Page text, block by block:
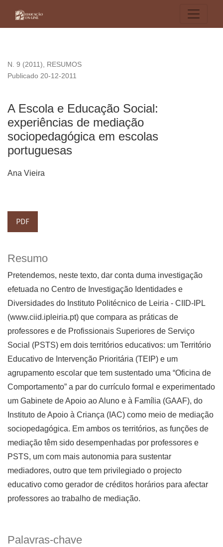
N. 9 (2011), RESUMOS
A Escola e Educação Social:
experiências de mediação
sociopedagógica em escolas
portuguesas
Publicado 20-12-2011
Ana Vieira
PDF
Palavras-chave
Resumo
Pretendemos, neste texto, dar conta duma investigação
efetuada no Centro de Investigação Identidades e
Diversidades do Instituto Politécnico de Leiria - CIID-IPL
(www.ciid.ipleiria.pt) que compara as práticas de
professores e de Profissionais Superiores de Serviço
Social (PSTS) em dois territórios educativos: um Território
Educativo de Intervenção Prioritária (TEIP) e um
agrupamento escolar que tem sustentado uma “Oficina de
Comportamento” a par do currículo formal e experimentado
um Gabinete de Apoio ao Aluno e à Família (GAAF), do
Instituto de Apoio à Criança (IAC) como meio de mediação
sociopedagógica. Em ambos os territórios, as funções de
mediação têm sido desempenhadas por professores e
PSTS, um com mais autonomia para sustentar
mediadores, outro que tem privilegiado o projecto
educativo como gerador de créditos horários para afectar
professores ao trabalho de mediação.